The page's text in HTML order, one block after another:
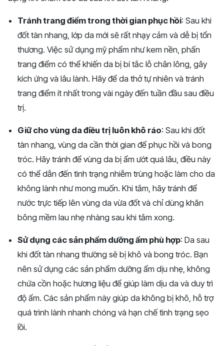
Tránh trang điểm trong thời gian phục hồi: Sau khi
đốt tàn nhang, lớp da mới sẽ rất nhạy cảm và dễ bị tổn
thương. Việc sử dụng mỹ phẩm như kem nền, phấn
trang điểm có thể khiến da bị bí tắc lỗ chân lông, gây
kích ứng và lâu lành. Hãy để da thở tự nhiên và tránh
trang điểm ít nhất trong vài ngày đến tuần đầu sau điều
trị.
Giữ cho vùng da điều trị luôn khô ráo: Sau khi đốt
tàn nhang, vùng da cần thời gian để phục hồi và bong
tróc. Hãy tránh để vùng da bị ẩm ướt quá lâu, điều này
có thể dẫn đến tình trạng nhiễm trùng hoặc làm cho da
không lành như mong muốn. Khi tắm, hãy tránh để
nước trực tiếp lên vùng da vừa đốt và chỉ dùng khăn
bông mềm lau nhẹ nhàng sau khi tắm xong.
Sử dụng các sản phẩm dưỡng ẩm phù hợp: Da sau
khi đốt tàn nhang thường sẽ bị khô và bong tróc. Bạn
nên sử dụng các sản phẩm dưỡng ẩm dịu nhẹ, không
chứa cồn hoặc hương liệu để giúp làm dịu da và duy trì
độ ẩm. Các sản phẩm này giúp da không bị khô, hỗ trợ
quá trình lành nhanh chóng và hạn chế tình trạng sẹo
lồi.